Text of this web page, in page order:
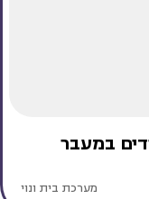
במעבר
מערכת בית ונוי